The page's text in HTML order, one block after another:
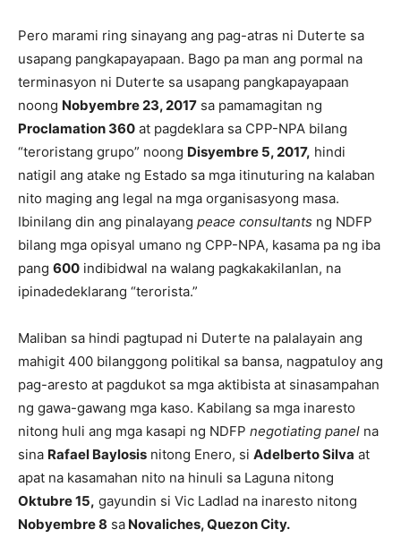
Pero marami ring sinayang ang pag-atras ni Duterte sa
usapang pangkapayapaan. Bago pa man ang pormal na
terminasyon ni Duterte sa usapang pangkapayapaan
noong Nobyembre 23, 2017 sa pamamagitan ng
Proclamation 360 at pagdeklara sa CPP-NPA bilang
“teroristang grupo” noong Disyembre 5, 2017, hindi
natigil ang atake ng Estado sa mga itinuturing na kalaban
nito maging ang legal na mga organisasyong masa.
Ibinilang din ang pinalayang peace consultants ng NDFP
bilang mga opisyal umano ng CPP-NPA, kasama pa ng iba
pang 600 indibidwal na walang pagkakakilanlan, na
ipinadedeklarang “terorista.”
Maliban sa hindi pagtupad ni Duterte na palalayain ang
mahigit 400 bilanggong politikal sa bansa, nagpatuloy ang
pag-aresto at pagdukot sa mga aktibista at sinasampahan
ng gawa-gawang mga kaso. Kabilang sa mga inaresto
nitong huli ang mga kasapi ng NDFP negotiating panel na
sina Rafael Baylosis nitong Enero, si Adelberto Silva at
apat na kasamahan nito na hinuli sa Laguna nitong
Oktubre 15, gayundin si Vic Ladlad na inaresto nitong
Nobyembre 8 sa Novaliches, Quezon City.